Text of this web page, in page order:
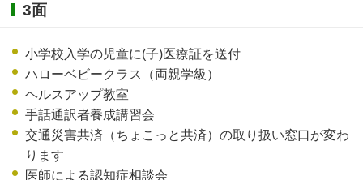
3面
小学校入学の児童に(子)医療証を送付
ハローベビークラス（両親学級）
ヘルスアップ教室
手話通訳者養成講習会
交通災害共済（ちょこっと共済）の取り扱い窓口が変わ
ります
医師による認知症相談会